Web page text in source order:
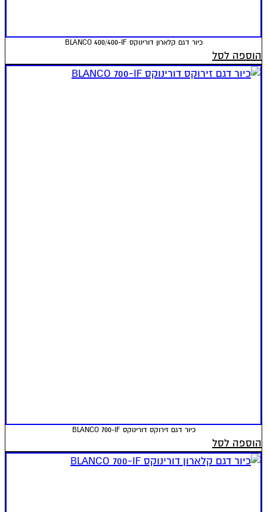
כיור דגם קלארון דורינוקס BLANCO 400/400-IF
הוספה לסל
כיור דגם זירוקס דורינוקס BLANCO 700-IF
הוספה לסל